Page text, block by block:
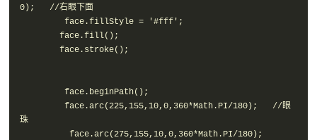
0);   //右眼下面
face.fillStyle = '#fff';
face.fill();
face.stroke();
face.beginPath();
face.arc(225,155,10,0,360*Math.PI/180);   //眼
珠
face.arc(275,155,10,0,360*Math.PI/180);